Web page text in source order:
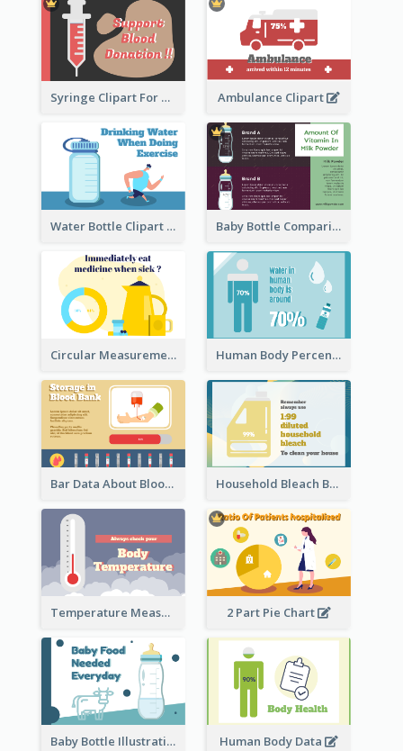
Syringe Clipart For Blood Donation Ambulance Clipart
Water Bottle Clipart Baby Bottle Comparison Information
Circular Measurement Of 2 Group Human Body Percentage Clipart
Bar Data About Blood Donation Household Bleach Bottle
Temperature Measurement 2 Part Pie Chart
Baby Bottle Illustration Human Body Data